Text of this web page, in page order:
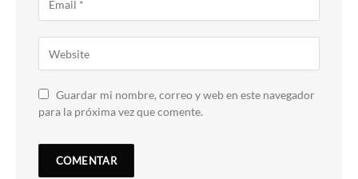
Guardar mi nombre, correo y web en este navegador
para la próxima vez que comente.